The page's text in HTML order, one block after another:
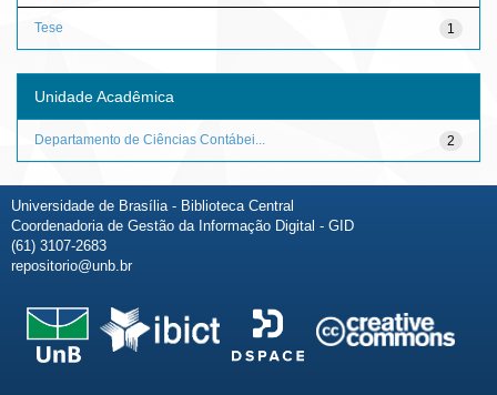
1
Tese
Unidade Acadêmica
2
Departamento de Ciências Contábei...
Universidade de Brasília - Biblioteca Central
Coordenadoria de Gestão da Informação Digital - GID
(61) 3107-2683
repositorio@unb.br